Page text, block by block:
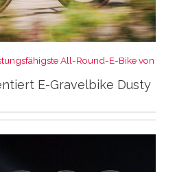
All-Round-E-Bike von
E-Gravelbike Dusty